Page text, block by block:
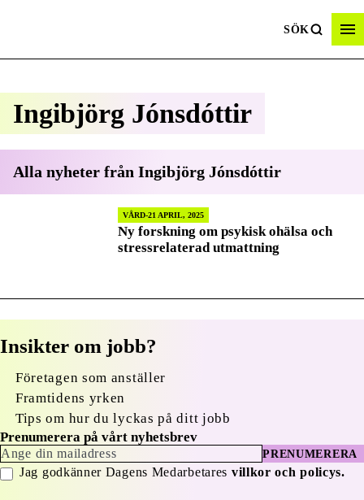
SÖK
Ingibjörg Jónsdóttir
Alla nyheter från Ingibjörg Jónsdóttir
VÅRD 21 APRIL, 2025
Ny forskning om psykisk ohälsa och
stressrelaterad utmattning
Insikter om jobb?
Företagen som anställer
Framtidens yrken
Tips om hur du lyckas på ditt jobb
Prenumerera på vårt nyhetsbrev
PRENUMERERA
Jag godkänner Dagens Medarbetares villkor och policys.